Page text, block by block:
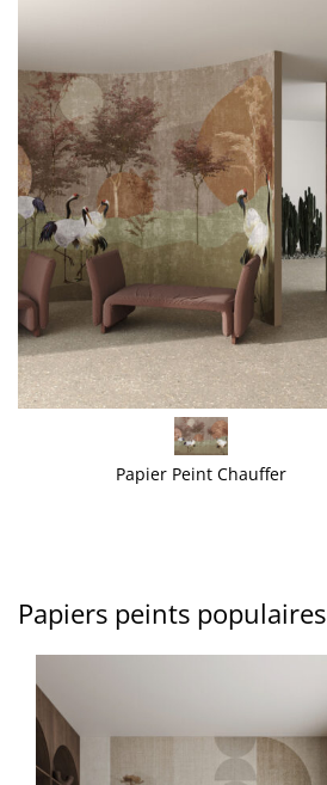
Papier Peint Chauffer
Papiers peints populaires